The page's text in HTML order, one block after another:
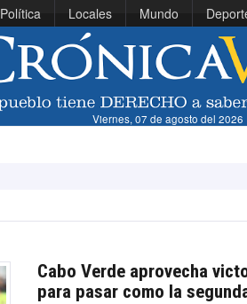
Política Locales Mundo
Viernes, 07 de agosto del 2026
Cabo Verde aprovecha
para pasar como la